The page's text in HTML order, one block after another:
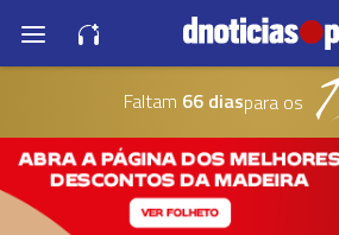
Faltam 66 diaspara os